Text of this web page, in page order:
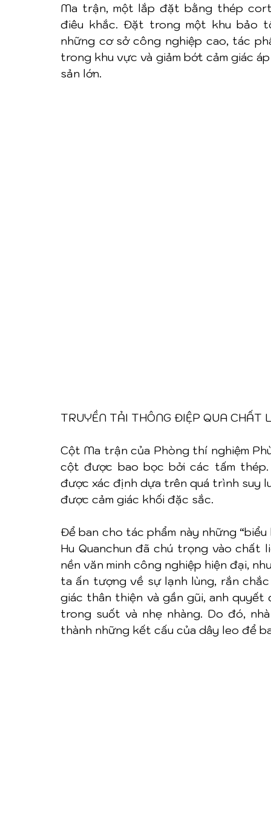
Ma trận, một lắp đặt bằng thép
điêu khắc. Đặt trong một khu bảo
những cơ sở công nghiệp cao, tác
trong khu vực và giảm bớt cảm giác
sản lớn.
TRUYỀN TẢI THÔNG ĐIỆP QUA CHẤT
Cột Ma trận của Phòng thí nghiệm
cột được bao bọc bởi các tấm
được xác định dựa trên quá trình suy
được cảm giác khối đặc sắc.
Để ban cho tác phẩm này những
Hu Quanchun đã chú trọng vào chất
nền văn minh công nghiệp hiện đại,
ta ấn tượng về sự lạnh lùng, rắn
giác thân thiện và gần gũi, anh
trong suốt và nhẹ nhàng. Do đó,
thành những kết cấu của dây leo để